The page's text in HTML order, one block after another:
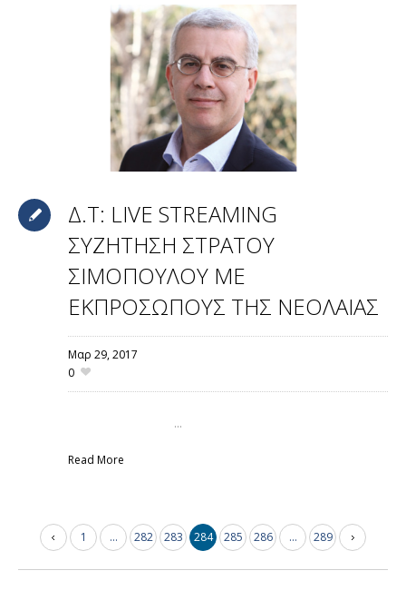
Δ.Τ: LIVE STREAMING
ΣΥΖΗΤΗΣΗ ΣΤΡΑΤΟΥ
ΣΙΜΟΠΟΥΛΟΥ ΜΕ
ΕΚΠΡΟΣΩΠΟΥΣ ΤΗΣ ΝΕΟΛΑΙΑΣ
Μαρ 29,2017
0
...
Read More
1 … 282 283 284 285 286 … 289